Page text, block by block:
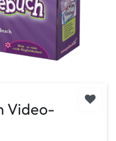
Video-